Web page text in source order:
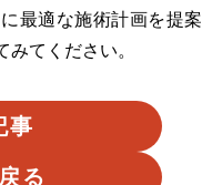
最適な施術計画を提案
てください。
事
る